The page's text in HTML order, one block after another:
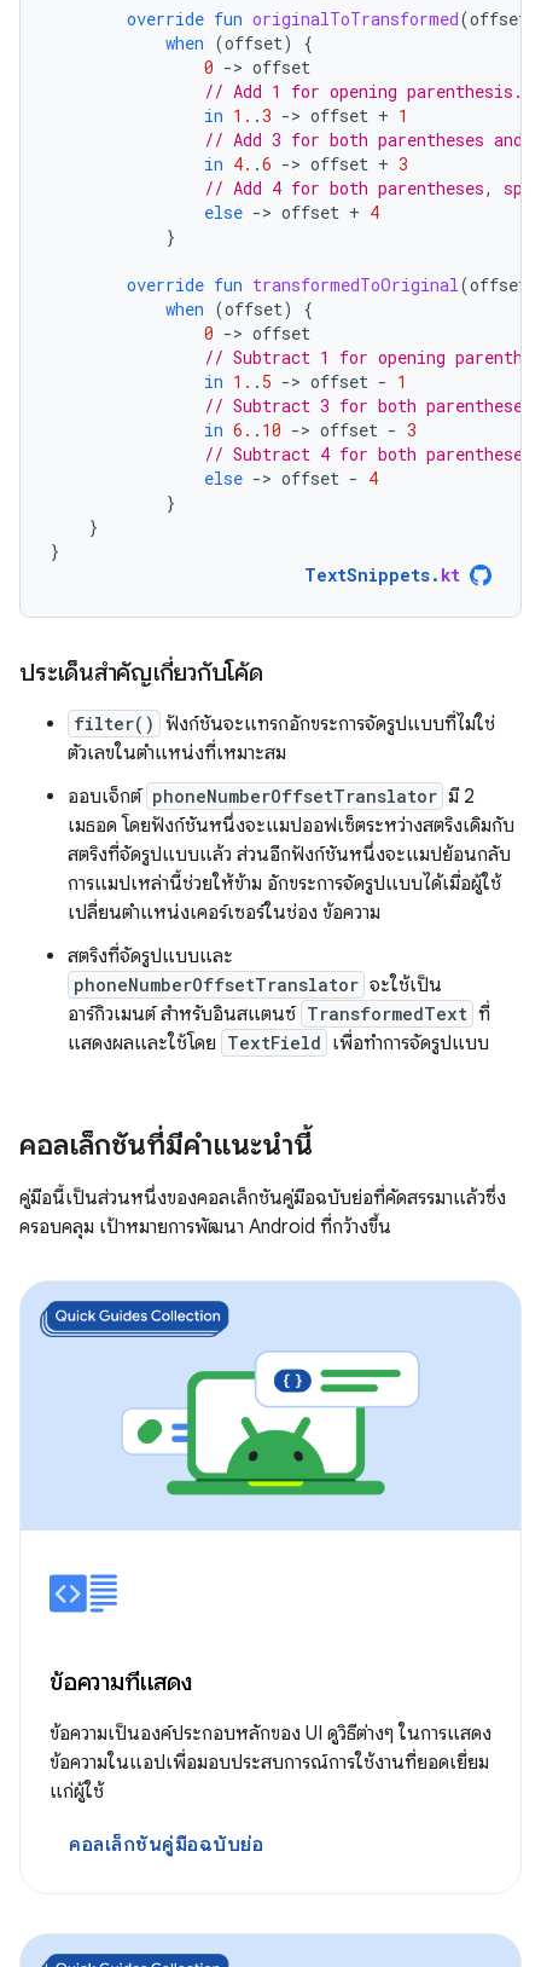
override fun originalToTransformed(offset
when (offset)
{
0 -> offset
// Add 1 for opening parenthesis.
in 1. .3 -> offset + 1
// Add 3 for both parentheses and
in 4. .6 -> offset + 3
// Add 4 for both parentheses,
else -> offset + 4
}
override fun transformedToOriginal (offset
when (offset)
{
0 -> offset
// Subtract 1 for opening
in 1. . 5 -> offset - 1
// Subtract 3 for both parentheses
in 6. . 10 -> offset - 3
// Subtract 4 for both parentheses,
else -> offset - 4
}
}
}
TextSnippets. kt
ประเด็นสำคัญเกี่ยวกับโค้ด
filter() ฟังก์ชันจะแทรกอักขระการจัดรูปแบบที่ไม่ใช่
ตัวเลขในตำแหน่งที่เหมาะสม
ออบเจ็กต์ phoneNumberOffsetTranslator มี 2
เมธอด โดยฟังก์ชันหนึ่งจะแมปออฟเซ็ตระหว่างสตริงเดิมกับ
สตริงที่จัดรูปแบบแล้ว ส่วนอีกฟังก์ชันหนึ่งจะแมปย้อนกลับ
การแมปเหล่านี้ช่วยให้ข้าม อักขระการจัดรูปแบบได้เมื่อผู้ใช้
เปลี่ยนตำแหน่งเคอร์เซอร์ในช่อง ข้อความ
สตริงที่จัดรูปแบบและ
phoneNumberOffsetTranslator จะใช้เป็น
อาร์กิวเมนต์ สำหรับอินสแตนซ์ TransformedText ที่
แสดงผลและใช้โดย TextField เพื่อทำการจัดรูปแบบ
คอลเล็กชันที่มีคำแนะนำนี้
คู่มือนี้เป็นส่วนหนึ่งของคอลเล็กชันคู่มือฉบับย่อที่คัดสรรมาแล้วซึ่ง
ครอบคลุม เป้าหมายการพัฒนา Android ที่กว้างขึ้น
ข้อความที่แสดง
ข้อความเป็นองค์ประกอบหลักของ UI ดูวิธีต่างๆ ในการแสดง
ข้อความในแอปเพื่อมอบประสบการณ์การใช้งานที่ยอดเยี่ยม
แก่ผู้ใช้
คอลเล็กชันคู่มือฉบับย่อ